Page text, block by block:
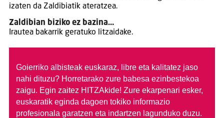
izaten da Zaldibiatik ateratzea.
Zaldibian biziko ez bazina…
Irautea bakarrik geratuko litzaidake.
Goierriko albisteak euskaraz, libre eta kalitatez jaso
nahi dituzu? Horretarako zure babesa ezinbestekoa
zaigu. Egin zaitez HITZAkide! Zure ekarpenari esker,
euskaratik eginda dagoen tokiko informazio
profesionala garatzen eta indartzen lagunduko duzu.